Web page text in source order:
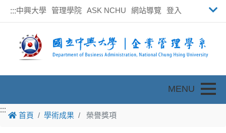
:::中興大學 管理學院 ASK NCHU 網站導覽 登入
:::
:::
首頁 學術成果 榮譽獎項